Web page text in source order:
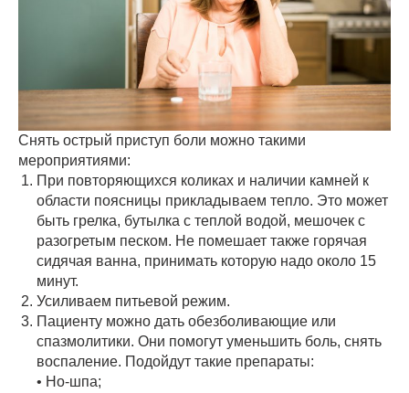
Снять острый приступ боли можно такими
мероприятиями:
При повторяющихся коликах и наличии камней к
области поясницы прикладываем тепло. Это может
быть грелка, бутылка с теплой водой, мешочек с
разогретым песком. Не помешает также горячая
сидячая ванна, принимать которую надо около 15
минут.
Усиливаем питьевой режим.
Пациенту можно дать обезболивающие или
спазмолитики. Они помогут уменьшить боль, снять
воспаление. Подойдут такие препараты:
• Но-шпа;